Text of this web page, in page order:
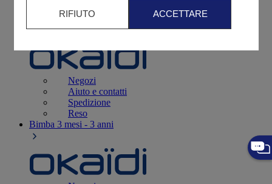
3 - 12 mesi
Negozi
Aiuto e contatti
Spedizione
Reso
Bimba 3 mesi - 3 anni
RIFIUTO ACCETTARE